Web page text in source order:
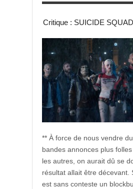
Critique : SUICIDE SQUAD
** À force de nous vendre
bandes annonces plus
les autres, on aurait dû se
résultat allait être décevant.
est sans conteste un